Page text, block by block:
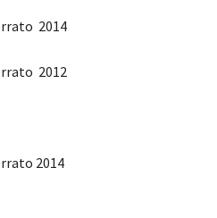
2014
2012
2014